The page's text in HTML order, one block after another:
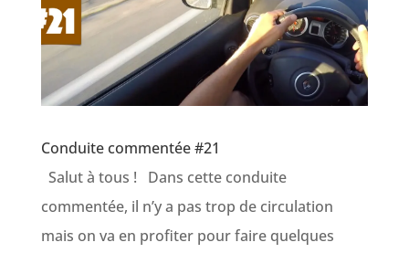
Conduite commentée #21
Salut à tous ! Dans cette conduite
commentée, il n’y a pas trop de circulation
mais on va en profiter pour faire quelques